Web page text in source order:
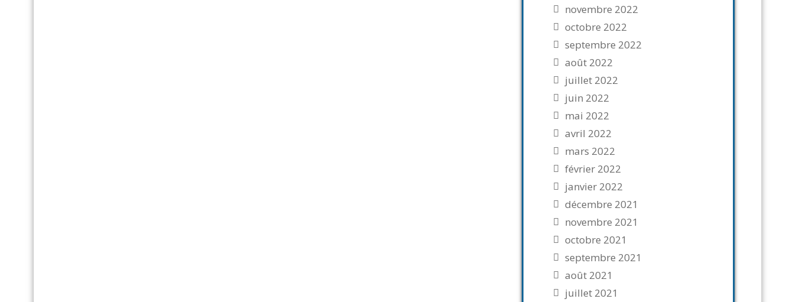
novembre 2022
octobre 2022
septembre 2022
août 2022
juillet 2022
juin 2022
mai 2022
avril 2022
mars 2022
février 2022
janvier 2022
décembre 2021
novembre 2021
octobre 2021
septembre 2021
août 2021
juillet 2021